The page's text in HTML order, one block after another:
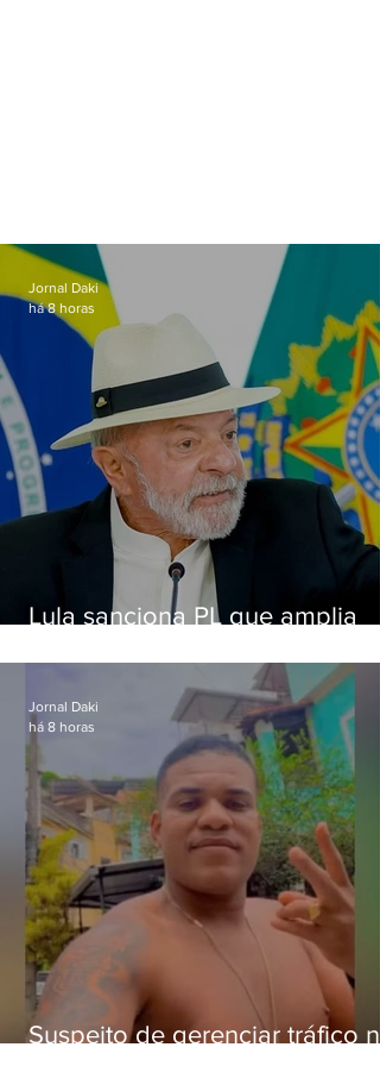
Lula sanciona PL que amplia
crianças
Jornal Daki
há 8 horas
Suspeito de gerenciar tráfico na
Jornal Daki
há 8 horas